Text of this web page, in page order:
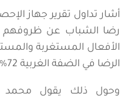
أشار تداول تقرير جهاز
رضا الشباب عن ظروفهم
الأفعال المستغربة
الرضا في الضفة الغربية 72% مقابل 47% في قطاع غزة
وحول ذلك يقول محمد